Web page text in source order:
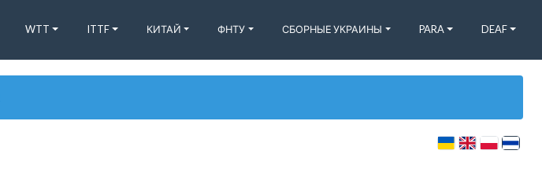
WTT ITTF КИТАЙ ФНТУ СБОРНЫЕ УКРАИНЫ PARA DEAF